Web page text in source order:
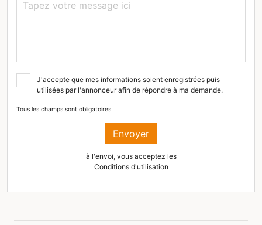
J'accepte que mes informations soient enregistrées puis
utilisées par l'annonceur afin de répondre à ma demande.
Tous les champs sont obligatoires
Envoyer
à l'envoi, vous acceptez les
Conditions d'utilisation